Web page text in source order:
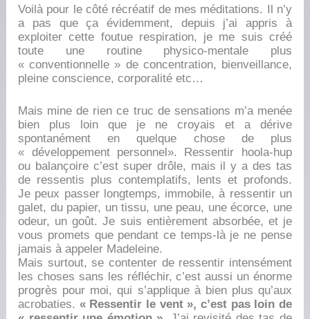
Voilà pour le côté récréatif de mes méditations. Il n’y
a pas que ça évidemment, depuis j’ai appris à
exploiter cette foutue respiration, je me suis créé
toute une routine physico-mentale plus
« conventionnelle » de concentration, bienveillance,
pleine conscience, corporalité etc…
Mais mine de rien ce truc de sensations m’a menée
bien plus loin que je ne croyais et a dérive
spontanément en quelque chose de plus
« développement personnel». Ressentir hoola-hup
ou balançoire c’est super drôle, mais il y a des tas
de ressentis plus contemplatifs, lents et profonds.
Je peux passer longtemps, immobile, à ressentir un
galet, du papier, un tissu, une peau, une écorce, une
odeur, un goût. Je suis entièrement absorbée, et je
vous promets que pendant ce temps-là je ne pense
jamais à appeler Madeleine.
Mais surtout, se contenter de ressentir intensément
les choses sans les réfléchir, c’est aussi un énorme
progrès pour moi, qui s’applique à bien plus qu’aux
acrobaties. « Ressentir le vent », c’est pas loin de